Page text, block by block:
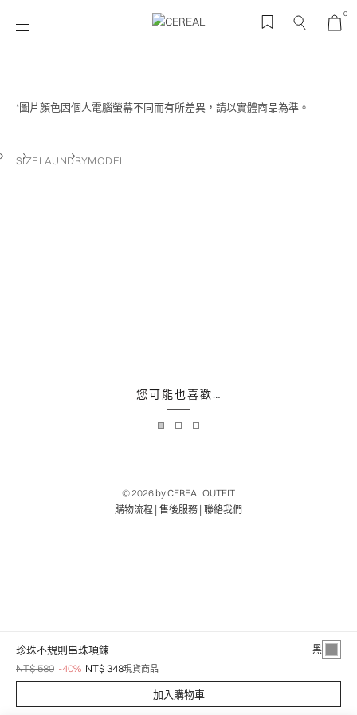
0
*圖片顏色因個人電腦螢幕不同而有所差異，請以實體商品為準。
SIZELAUNDRYMODEL
您可能也喜歡…
© 2026 by CEREALOUTFIT
購物流程 | 售後服務 | 聯絡我們
珍珠不規則串珠項鍊 黑
NT$ 580 -40% NT$ 348現貨商品
加入購物車